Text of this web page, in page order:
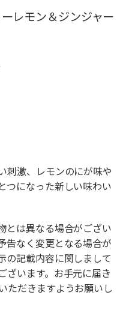
レモン＆ジンジャー
刺激、レモンのにが味や
つになった新しい味わい
とは異なる場合がござい
告なく変更となる場合が
の記載内容に関しまして
ざいます。お手元に届き
ただきますようお願いし